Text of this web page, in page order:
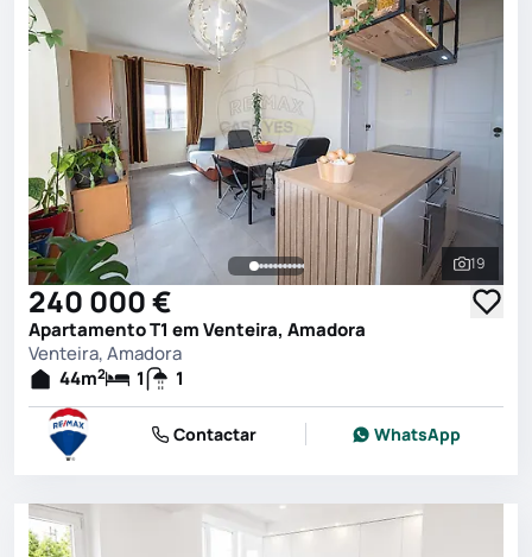
Ver
19
240 000 €
Apartamento T1 em Venteira, Amadora
Venteira, Amadora
44m2 1 1
Contactar WhatsApp